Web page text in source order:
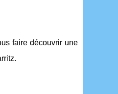
faire découvrir une